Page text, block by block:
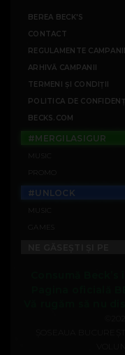
BEREA BECK'S
CONTACT
REGULAMENTE CAMPANII
ARHIVĂ CAMPANII
TERMENI ȘI CONDIȚII
POLITICA DE
BECKS.COM
#MERGILASIGUR
#UNLOCK
GAMES